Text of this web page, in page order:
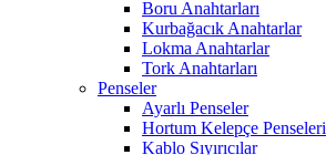
Boru Anahtarları
Kurbağacık Anahtarlar
Lokma Anahtarlar
Tork Anahtarları
Penseler
Ayarlı Penseler
Hortum Kelepçe Penseleri
Kablo Sıyırıcılar